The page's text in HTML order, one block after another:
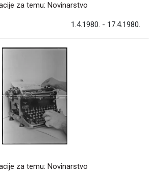
za temu: Novinarstvo
1.4.1980. - 17.4.1980.
za temu: Novinarstvo